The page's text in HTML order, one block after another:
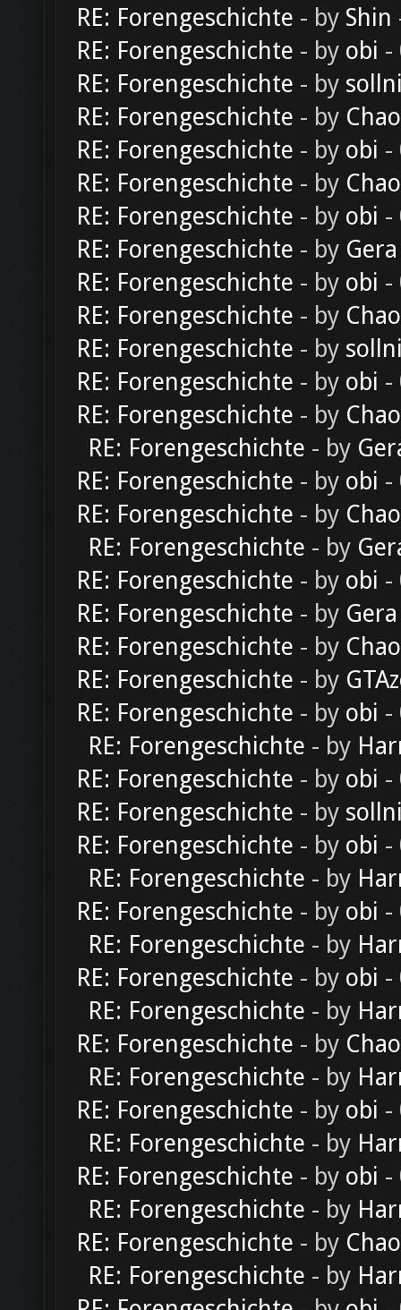
RE: Forengeschichte - by Shin
RE: Forengeschichte - by obi -
RE: Forengeschichte - by
RE: Forengeschichte - by
RE: Forengeschichte - by obi -
RE: Forengeschichte - by
RE: Forengeschichte - by obi -
RE: Forengeschichte - by Gera
RE: Forengeschichte - by obi -
RE: Forengeschichte - by
RE: Forengeschichte - by
RE: Forengeschichte - by obi -
RE: Forengeschichte - by
RE: Forengeschichte - by
RE: Forengeschichte - by obi -
RE: Forengeschichte - by
RE: Forengeschichte - by
RE: Forengeschichte - by obi -
RE: Forengeschichte - by Gera
RE: Forengeschichte - by
RE: Forengeschichte - by
RE: Forengeschichte - by obi -
RE: Forengeschichte - by
RE: Forengeschichte - by obi -
RE: Forengeschichte - by
RE: Forengeschichte - by obi -
RE: Forengeschichte - by
RE: Forengeschichte - by obi -
RE: Forengeschichte - by
RE: Forengeschichte - by obi -
RE: Forengeschichte - by
RE: Forengeschichte - by
RE: Forengeschichte - by
RE: Forengeschichte - by obi -
RE: Forengeschichte - by
RE: Forengeschichte - by obi -
RE: Forengeschichte - by
RE: Forengeschichte - by
RE: Forengeschichte - by